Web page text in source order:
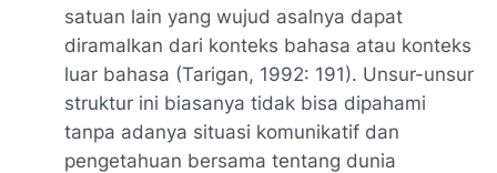
satuan lain yang wujud asalnya dapat
diramalkan dari konteks bahasa atau konteks
luar bahasa (Tarigan, 1992: 191). Unsur-unsur
struktur ini biasanya tidak bisa dipahami
tanpa adanya situasi komunikatif dan
pengetahuan bersama tentang dunia